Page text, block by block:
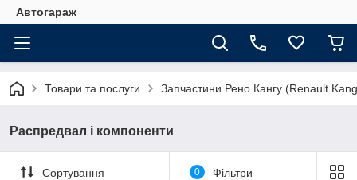
Автогараж
Товари та послуги Запчастини Рено Кангу (Renault
Распредвал і компоненти
Сортування 0 Фільтри